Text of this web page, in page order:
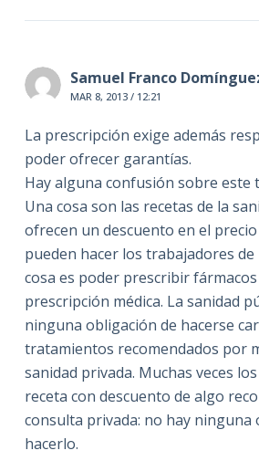
Samuel Franco
MAR 8, 2013 / 12:21
La prescripción exige además
poder ofrecer garantías.
Hay alguna confusión sobre este
Una cosa son las recetas de la
ofrecen un descuento en el
pueden hacer los trabajadores de
cosa es poder prescribir
prescripción médica. La sanidad
ninguna obligación de hacerse
tratamientos recomendados por
sanidad privada. Muchas veces
receta con descuento de algo
consulta privada: no hay ninguna
hacerlo.